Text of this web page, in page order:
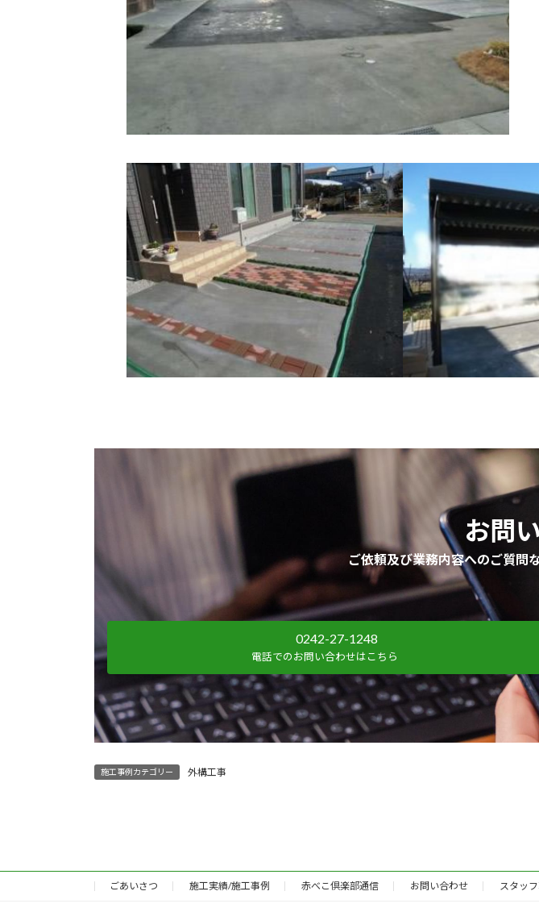
お問
ご依頼及び業務内容へのご質問
0242-27-1248
電話でのお問い合わせはこちら
施工事例カテゴリー 外構工事
ごあいさつ 施工実績/施工事例 赤べこ倶楽部通信 お問い合わせ スタッ